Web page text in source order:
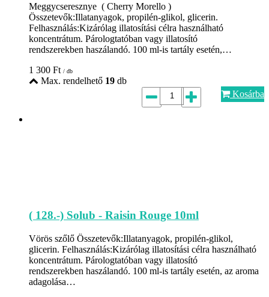
Meggycseresznye ( Cherry Morello )
Összetevők:Illatanyagok, propilén-glikol, glicerin.
Felhasználás:Kizárólag illatosítási célra használható
koncentrátum. Párologtatóban vagy illatosító
rendszerekben haszálandó. 100 ml-is tartály esetén,…
1 300 Ft / db
Max. rendelhető 19 db
Kosárba
( 128.-) Solub - Raisin Rouge 10ml
Vörös szőlő Összetevők:Illatanyagok, propilén-glikol,
glicerin. Felhasználás:Kizárólag illatosítási célra használható
koncentrátum. Párologtatóban vagy illatosító
rendszerekben haszálandó. 100 ml-is tartály esetén, az aroma
adagolása…